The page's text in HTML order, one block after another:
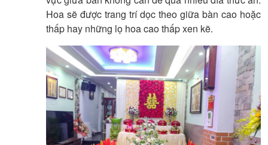
Hoa sẽ được trang trí dọc theo giữa bàn cao hoặc
thấp hay những lọ hoa cao thấp xen kẽ.